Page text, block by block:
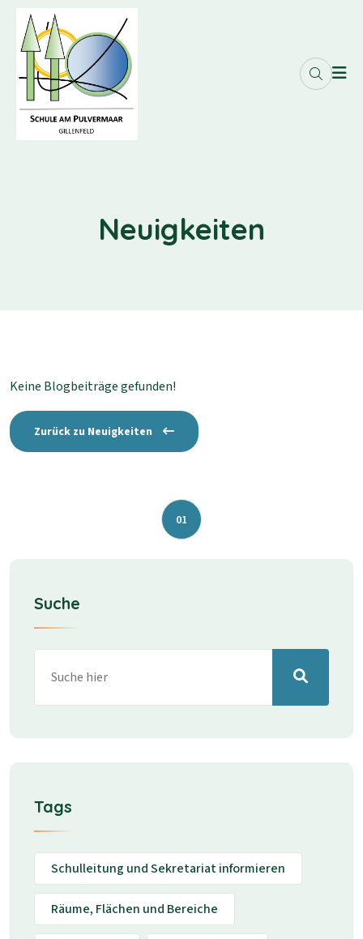
Neuigkeiten
Keine Blogbeiträge gefunden!
Zurück zu Neuigkeiten
01
Suche
Tags
Schulleitung und Sekretariat informieren
Räume, Flächen und Bereiche